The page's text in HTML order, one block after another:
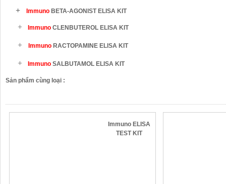
+Immuno BETA-AGONIST ELISA KIT
+ Immuno CLENBUTEROL ELISA KIT
+ Immuno RACTOPAMINE ELISA KIT
+ Immuno SALBUTAMOL ELISA KIT
Sản phẩm cùng loại :
Immuno ELISA
TEST KIT